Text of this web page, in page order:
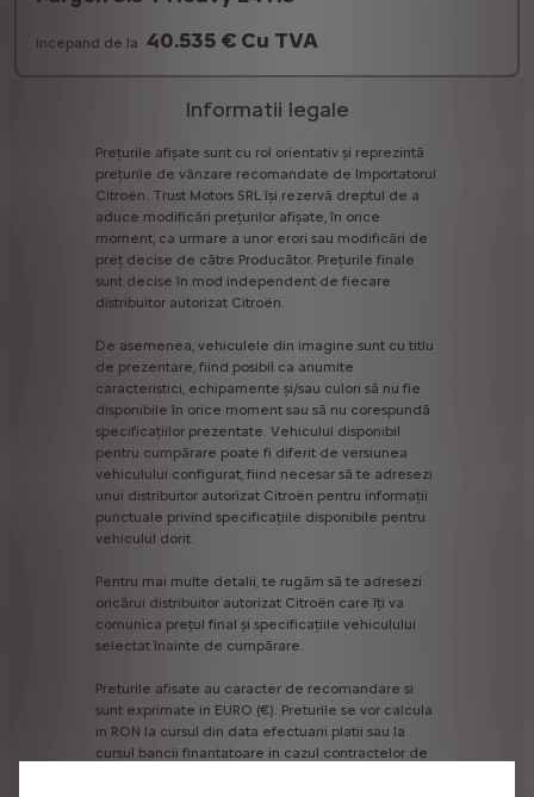
Incepand de la 40.535 € Cu TVA
Informatii legale
Prețurile afișate sunt cu rol orientativ și reprezintă
prețurile de vânzare recomandate de Importatorul
Citroën. Trust Motors SRL îşi rezervă dreptul de a
aduce modificări prețurilor afișate, în orice
moment, ca urmare a unor erori sau modificări de
preț decise de către Producător. Prețurile finale
sunt decise în mod independent de fiecare
distribuitor autorizat Citroën.
De asemenea, vehiculele din imagine sunt cu titlu
de prezentare, fiind posibil ca anumite
caracteristici, echipamente și/sau culori să nu fie
disponibile în orice moment sau să nu corespundă
specificațiilor prezentate. Vehiculul disponibil
pentru cumpărare poate fi diferit de versiunea
vehiculului configurat, fiind necesar să te adresezi
unui distribuitor autorizat Citroën pentru informații
punctuale privind specificațiile disponibile pentru
vehiculul dorit.
Pentru mai multe detalii, te rugăm să te adresezi
oricărui distribuitor autorizat Citroën care îți va
comunica prețul final și specificațiile vehiculului
selectat înainte de cumpărare.
Preturile afisate au caracter de recomandare si
sunt exprimate in EURO (€). Preturile se vor calcula
in RON la cursul din data efectuarii platii sau la
cursul bancii finantatoare in cazul contractelor de